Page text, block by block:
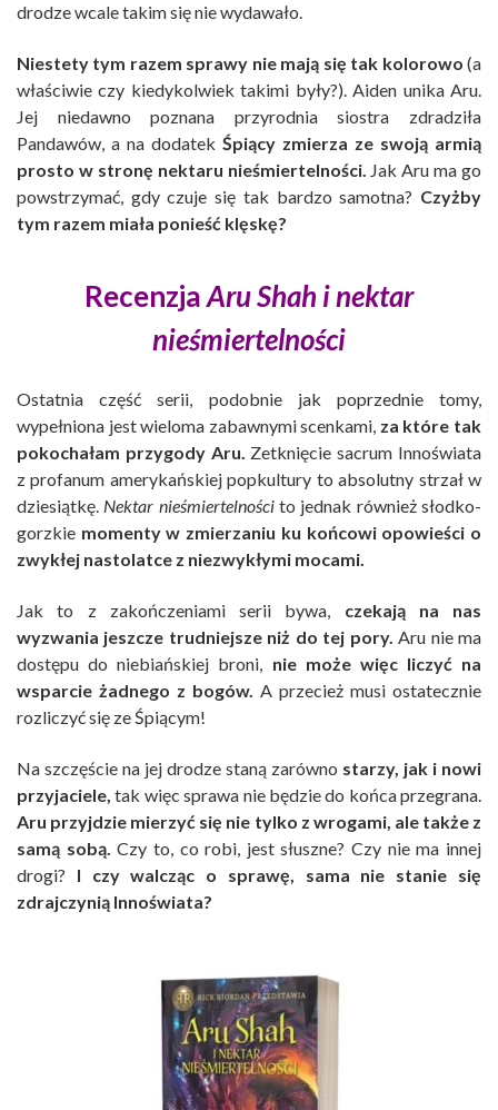
drodze wcale takim się nie wydawało.
Niestety tym razem sprawy nie mają się tak kolorowo (a
właściwie czy kiedykolwiek takimi były?). Aiden unika Aru.
Jej niedawno poznana przyrodnia siostra zdradziła
Pandawów, a na dodatek Śpiący zmierza ze swoją armią
prosto w stronę nektaru nieśmiertelności. Jak Aru ma go
powstrzymać, gdy czuje się tak bardzo samotna? Czyżby
tym razem miała ponieść klęskę?
RecenzjaAru Shah i nektar
nieśmiertelności
Ostatnia część serii, podobnie jak poprzednie tomy,
wypełniona jest wieloma zabawnymi scenkami, za które tak
pokochałam przygody Aru. Zetknięcie sacrum Innoświata
z profanum amerykańskiej popkultury to absolutny strzał w
dziesiątkę. Nektar nieśmiertelnościto jednak również słodko-
gorzkie momenty w zmierzaniu ku końcowi opowieści o
zwykłej nastolatce z niezwykłymi mocami.
Jak to z zakończeniami serii bywa, czekają na nas
wyzwania jeszcze trudniejsze niż do tej pory. Aru nie ma
dostępu do niebiańskiej broni, nie może więc liczyć na
wsparcie żadnego z bogów. A przecież musi ostatecznie
rozliczyć się ze Śpiącym!
Na szczęście na jej drodze staną zarówno starzy, jak i nowi
przyjaciele, tak więc sprawa nie będzie do końca przegrana.
Aru przyjdzie mierzyć się nie tylko z wrogami, ale także z
samą sobą.Czy to, co robi, jest słuszne? Czy nie ma innej
drogi? I czy walcząc o sprawę, sama nie stanie się
zdrajczynią Innoświata?